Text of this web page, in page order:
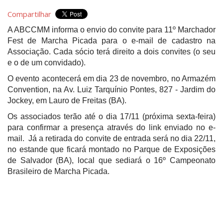
Compartilhar
A ABCCMM informa o envio do convite para 11º Marchador
Fest de Marcha Picada para o e-mail de cadastro na
Associação. Cada sócio terá direito a dois convites (o seu
e o de um convidado).
O evento acontecerá em dia 23 de novembro, no Armazém
Convention, na Av. Luiz Tarquínio Pontes, 827 - Jardim do
Jockey, em Lauro de Freitas (BA).
Os associados terão até o dia 17/11 (próxima sexta-feira)
para confirmar a presença através do link enviado no e-
mail. Já a retirada do convite de entrada será no dia 22/11,
no estande que ficará montado no Parque de Exposições
de Salvador (BA), local que sediará o 16º Campeonato
Brasileiro de Marcha Picada.